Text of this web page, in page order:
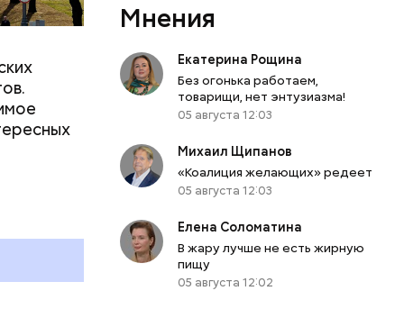
Мнения
Екатерина Рощина
Без огонька работаем,
товарищи, нет энтузиазма!
05 августа 12:03
Михаил Щипанов
«Коалиция желающих» редеет
05 августа 12:03
Елена Соломатина
В жару лучше не есть жирную
пищу
05 августа 12:02